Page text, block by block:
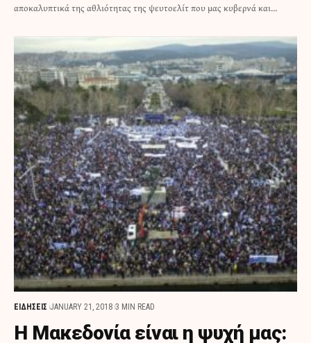
αποκαλυπτικά της αθλιότητας της ψευτοελίτ που μας κυβερνά και…
ΕΙΔΗΣΕΙΣ JANUARY 21, 2018 3 MIN READ
Η Μακεδονία είναι η ψυχή μας: